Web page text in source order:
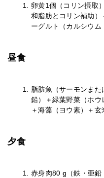
卵黄1個（コリン摂取
和脂肪とコリン補助）
ーグルト（カルシウム
昼食
脂肪魚（サーモンま
鉛）＋緑葉野菜（ホウ
＋海藻（ヨウ素）＋玄
夕食
赤身肉80 g（鉄・亜鉛